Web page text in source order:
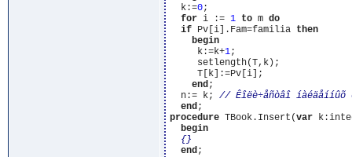
  k:=
0;
for i := 1 to m do
if Pv[i].Fam=familia then
begin
     k:=k+
1;
     setlength(T,k);
     T[k]:=Pv[i];
end;
  n:= k;
end
procedure TBook.Insert(var
begin
{}
end;